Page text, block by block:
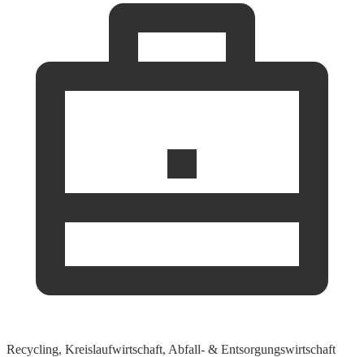
Recycling, Kreislaufwirtschaft, Abfall- & Entsorgungswirtschaft